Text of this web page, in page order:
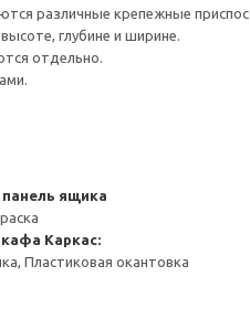
различные крепежные
глубине и ширине.
отдельно.
ящика
Каркас:
Пластиковая окантовка